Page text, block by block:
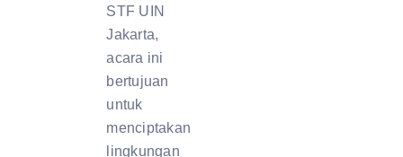
STF UIN
Jakarta,
acara ini
bertujuan
untuk
menciptakan
lingkungan